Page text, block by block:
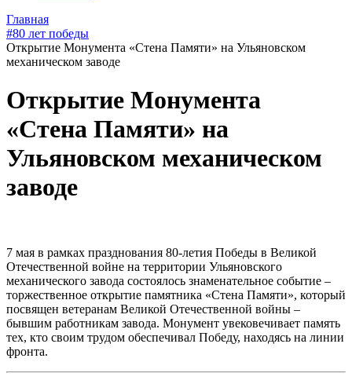
Главная
#80 лет победы
Открытие Монумента «Стена Памяти» на Ульяновском
механическом заводе
Открытие Монумента
«Стена Памяти» на
Ульяновском механическом
заводе
7 мая в рамках празднования 80-летия Победы в Великой
Отечественной войне на территории Ульяновского
механического завода состоялось знаменательное событие –
торжественное открытие памятника «Стена Памяти», который
посвящен ветеранам Великой Отечественной войны –
бывшим работникам завода. Монумент увековечивает память
тех, кто своим трудом обеспечивал Победу, находясь на линии
фронта.